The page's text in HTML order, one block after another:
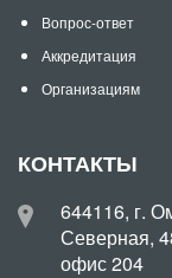
Вопрос-ответ
Аккредитация
Организациям
КОНТАКТЫ
644116, г.
Северная,
офис 204